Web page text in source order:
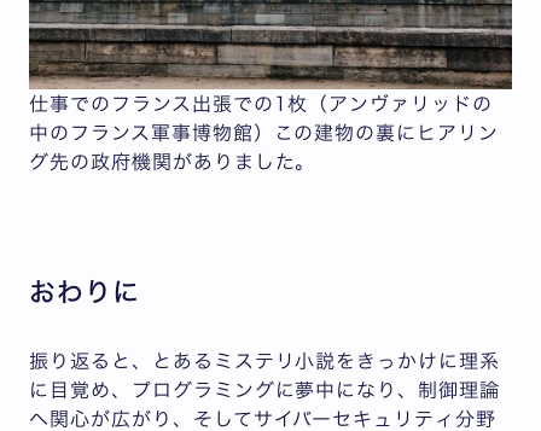
仕事でのフランス出張での1枚（アンヴァリッドの
中のフランス軍事博物館）この建物の裏にヒアリン
グ先の政府機関がありました。
おわりに
振り返ると、とあるミステリ小説をきっかけに理系
に目覚め、プログラミングに夢中になり、制御理論
へ関心が広がり、そしてサイバーセキュリティ分野